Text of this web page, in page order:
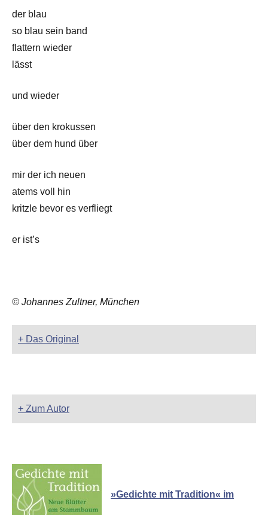
der blau
so blau sein band
flattern wieder
lässt
und wieder
über den krokussen
über dem hund über
mir der ich neuen
atems voll hin
kritzle bevor es verfliegt
er ist’s
© Johannes Zultner, München
+ Das Original
+ Zum Autor
»Gedichte mit Tradition« im